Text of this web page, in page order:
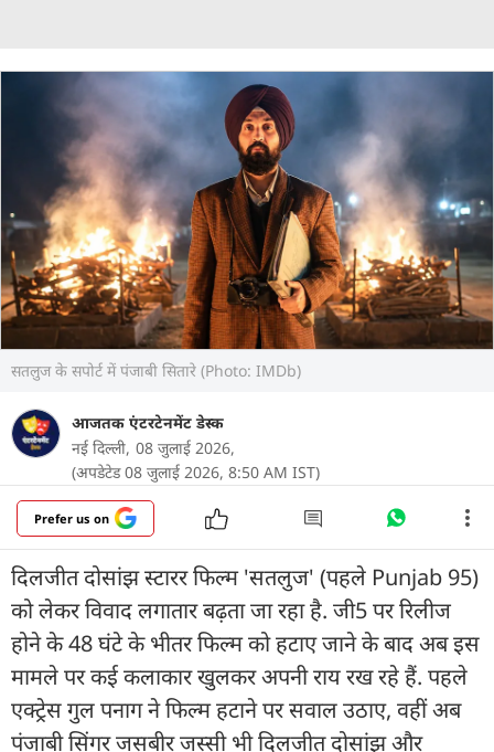
सतलुज के सपोर्ट में पंजाबी सितारे (Photo: IMDb)
आजतक एंटरटेनमेंट डेस्क
नई दिल्ली, 08 जुलाई 2026,
(अपडेटेड 08 जुलाई 2026, 8:50 AM IST)
Prefer us on
दिलजीत दोसांझ स्टारर फिल्म 'सतलुज' (पहले Punjab 95)
को लेकर विवाद लगातार बढ़ता जा रहा है. जी5 पर रिलीज
होने के 48 घंटे के भीतर फिल्म को हटाए जाने के बाद अब इस
मामले पर कई कलाकार खुलकर अपनी राय रख रहे हैं. पहले
एक्ट्रेस गुल पनाग ने फिल्म हटाने पर सवाल उठाए, वहीं अब
पंजाबी सिंगर जसबीर जस्सी भी दिलजीत दोसांझ और